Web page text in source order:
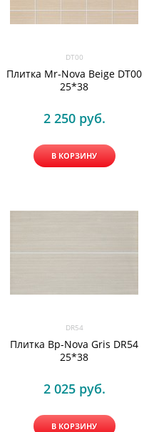
DT00
Плитка Mr-Nova Beige DT00
25*38
2 250 руб.
В КОРЗИНУ
DR54
Плитка Bp-Nova Gris DR54
25*38
2 025 руб.
В КОРЗИНУ